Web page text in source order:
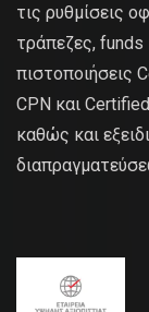
τις ρυθμίσεις
τράπεζες,
πιστοποιήσεις
CPN και
καθώς και